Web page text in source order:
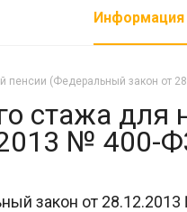
Информация
пенсии (Федеральный закон от
стажа для
№ 400-
закон от